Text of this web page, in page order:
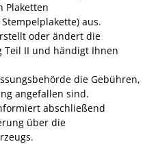
online
Plaketten
aus.
oder ändert die
Teil II und händigt Ihnen
die Gebühren,
angefallen sind.
abschließend
über die